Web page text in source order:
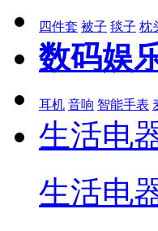
四件套 被子 毯子 枕
数码娱
耳机 音响 智能手表
生活电
生活电